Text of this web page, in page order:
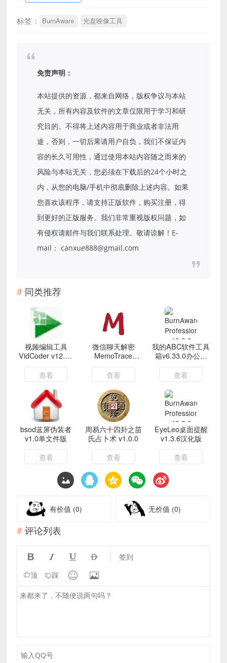
标签： BurnAware 光盘映像工具
免责声明：
本站提供的资源，都来自网络，版权争议与本站
无关，所有内容及软件的文章仅限用于学习和研
究目的。不得将上述内容用于商业或者非法用
途，否则，一切后果请用户自负，我们不保证内
容的长久可用性，通过使用本站内容随之而来的
风险与本站无关，您必须在下载后的24个小时之
内，从您的电脑/手机中彻底删除上述内容。如果
您喜欢该程序，请支持正版软件，购买注册，得
到更好的正版服务。我们非常重视版权问题，如
有侵权请邮件与我们联系处理。敬请谅解！E-
mail： canxue888@gmail.com
同类推荐
视频编辑工具
VidCoder v12.14
绿色版
查看
微信聊天解密
MemoTrace
v2.0.13
查看
我的ABC软件工具
箱v6.33.0办公神
器
查看
bsod蓝屏伪装者
v1.0单文件版
查看
周易六十四卦之苗
氏占卜术 v1.0.0
查看
EyeLeo桌面提醒
v1.3.6汉化版
查看
有价值 (0) 无价值 (0)
评论列表
    签到
顶 踩  